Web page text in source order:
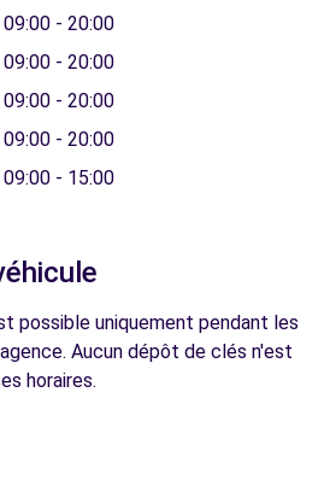
09:00 - 20:00
09:00 - 20:00
09:00 - 20:00
09:00 - 20:00
09:00 - 15:00
possible uniquement pendant les
Aucun dépôt de clés n'est
horaires.